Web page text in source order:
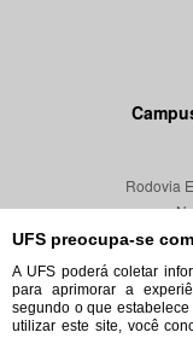
UFS preocupa-se
A UFS poderá coletar
para aprimorar a
segundo o que estabelece
utilizar este site, você
Rodovia